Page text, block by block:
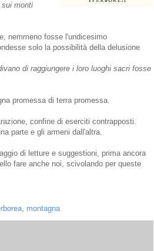
monti
nemmeno fosse l'undicesimo
solo la possibilità della delusione
di raggiungere i loro luoghi sacri fosse
promessa di terra promessa.
confine di eserciti contrapposti.
parte e gli armeni dall'altra.
di letture e suggestioni, prima ancora
fare anche noi, scivolando per queste
, montagna